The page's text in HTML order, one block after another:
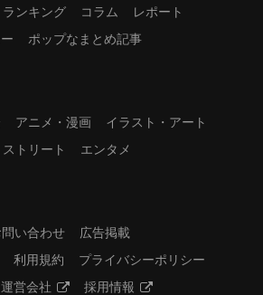
ランキング コラム
レポート
ポップなまとめ記事
アニメ・漫画
イラスト・アート
ストリート エンタメ
問い合わせ
広告掲載
利用規約
プライバシーポリシー
運営会社 採用情報